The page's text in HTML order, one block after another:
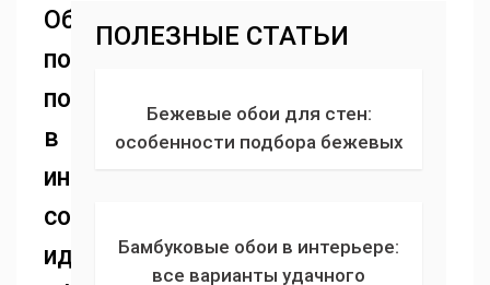
Обои
под
покраску
в
интерьере:
современные
идеи
ПОЛЕЗНЫЕ СТАТЬИ
Бежевые обои для стен:
особенности подбора бежевых
Бамбуковые обои в интерьере:
все варианты удачного